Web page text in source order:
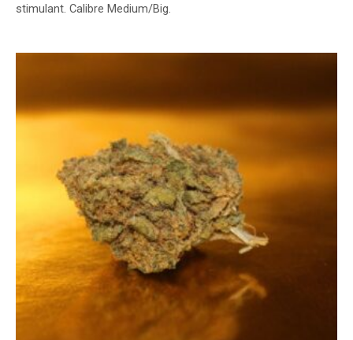
stimulant. Calibre Medium/Big.